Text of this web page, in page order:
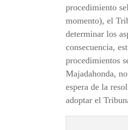
procedimiento
momento), el
determinar los
consecuencia,
procedimientos
Majadahonda,
espera de la
adoptar el